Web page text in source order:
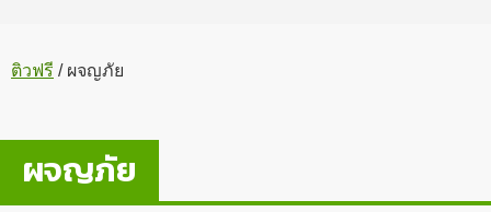
ติวฟรี /ผจญภัย
ผจญภัย